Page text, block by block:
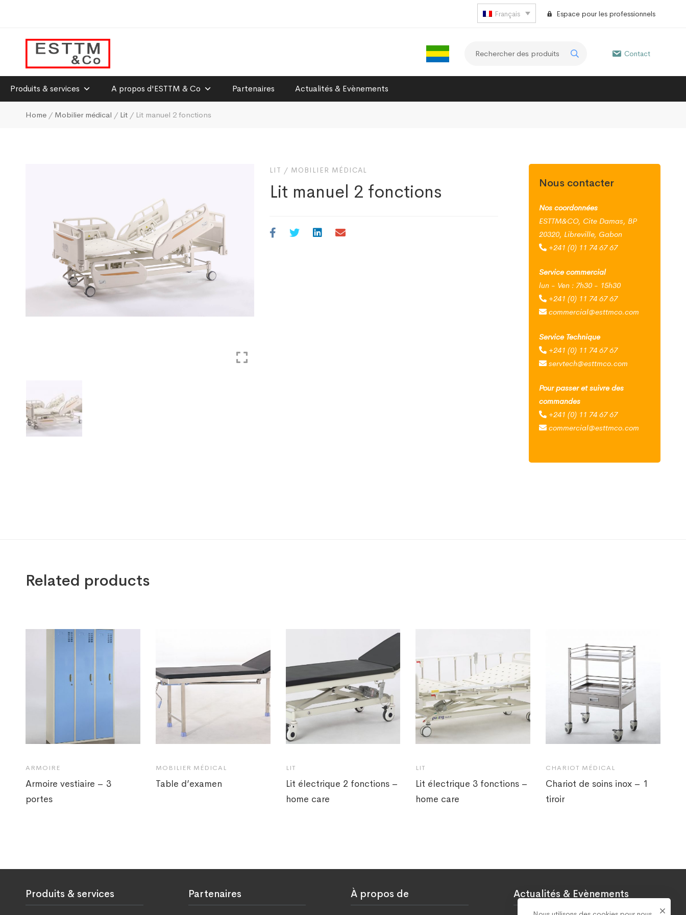
Français Espace pour les professionnels
Contact
Produits & services A propos d'ESTTM & Co Partenaires Actualités & Evènements
Home / Mobilier médical / Lit / Lit manuel 2 fonctions
LIT / MOBILIER MÉDICAL
Lit manuel 2 fonctions Nous contacter
Nos coordonnées
ESTTM&CO, Cite Damas, BP
20320, Libreville, Gabon
+241 (0) 11 74 67 67
Service commercial
lun - Ven : 7h30 - 15h30
+241 (0) 11 74 67 67
commercial@esttmco.com
Service Technique
+241 (0) 11 74 67 67
servtech@esttmco.com
Pour passer et suivre des
commandes
+241 (0) 11 74 67 67
commercial@esttmco.com
Related products
ARMOIRE
Armoire vestiaire – 3
portes
MOBILIER MÉDICAL
Table d’examen
LIT
Lit électrique 2 fonctions –
home care
LIT
Lit électrique 3 fonctions –
home care
CHARIOT MÉDICAL
Chariot de soins inox – 1
tiroir
Produits & services Partenaires À propos de Actualités & Evènements